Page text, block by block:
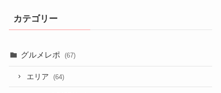
カテゴリー
グルメレポ (67)
エリア (64)